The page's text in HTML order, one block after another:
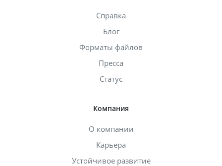
Справка
Блог
Форматы файлов
Пресса
Статус
Компания
О компании
Карьера
Устойчивое развитие